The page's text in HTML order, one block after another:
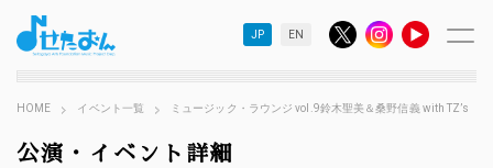
JP EN
HOME イベント一覧 ミュージック・ラウンジ vol.9鈴木聖美＆桑野信義 with TZ’s
公演・イベント詳細